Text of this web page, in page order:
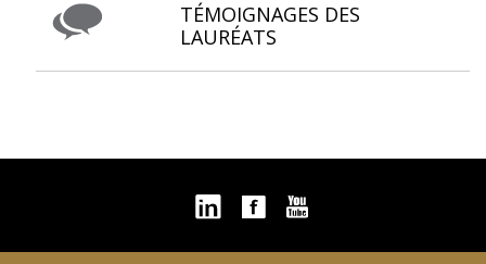
TÉMOIGNAGES DES
LAURÉATS